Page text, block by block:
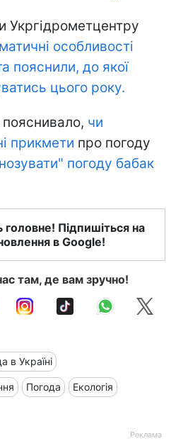
Укргідрометцентру
особливості
пояснили, до якої
цього року.
чи
прикмети про погоду
погоду бабак
головне! Підпишіться на
в Google!
там, де вам зручно!
в Україні
Погода Екологія